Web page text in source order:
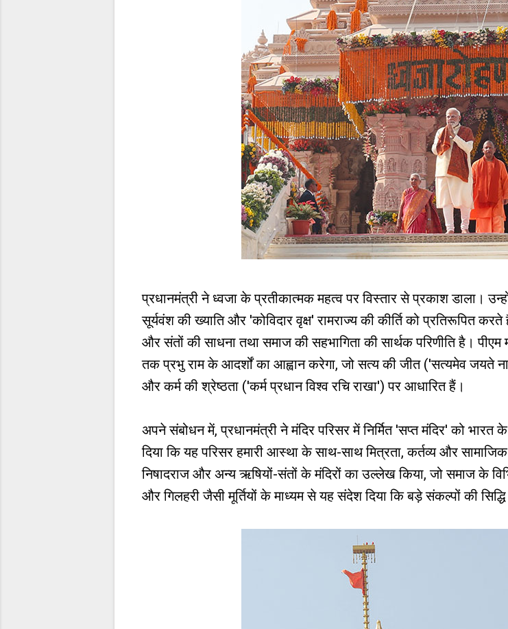
प्रधानमंत्री ने ध्वजा के प्रतीकात्मक महत्व पर विस्तार से प्रकाश डाला।
सूर्यवंश की ख्याति और 'कोविदार वृक्ष' रामराज्य की कीर्ति को प्रतिरूपित
और संतों की साधना तथा समाज की सहभागिता की सार्थक परिणीति है।
तक प्रभु राम के आदर्शों का आह्वान करेगा, जो सत्य की जीत ('सत्यमेव जयते
और कर्म की श्रेष्ठता ('कर्म प्रधान विश्व रचि राखा') पर आधारित हैं।
अपने संबोधन में, प्रधानमंत्री ने मंदिर परिसर में निर्मित 'सप्त मंदिर' को भारत
दिया कि यह परिसर हमारी आस्था के साथ-साथ मित्रता, कर्तव्य और
निषादराज और अन्य ऋषियों-संतों के मंदिरों का उल्लेख किया, जो समाज के
और गिलहरी जैसी मूर्तियों के माध्यम से यह संदेश दिया कि बड़े संकल्पों की